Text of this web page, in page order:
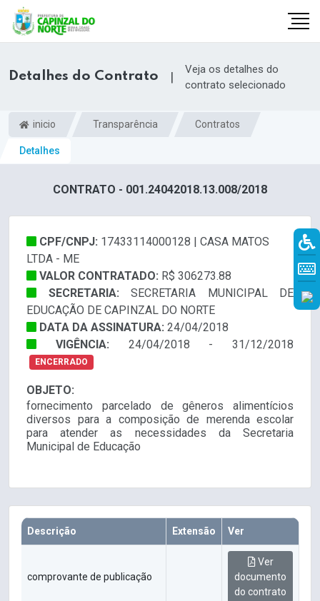
Detalhes do Contrato |
Veja os detalhes do
contrato selecionado
inicio Transparência Contratos
Detalhes
CONTRATO - 001.24042018.13.008/2018
CPF/CNPJ: 17433114000128 | CASA MATOS
LTDA - ME
VALOR CONTRATADO: R$ 306273.88
SECRETARIA: SECRETARIA MUNICIPAL DE
EDUCAÇÃO DE CAPINZAL DO NORTE
DATA DA ASSINATURA: 24/04/2018
VIGÊNCIA: 24/04/2018 - 31/12/2018
ENCERRADO
OBJETO:
fornecimento parcelado de gêneros alimentícios
diversos para a composição de merenda escolar
para atender as necessidades da Secretaria
Municipal de Educação
Descrição Extensão Ver
comprovante de publicação
Ver
documento
do contrato